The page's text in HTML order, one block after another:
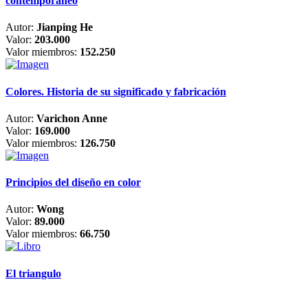
Autor: Jianping He
Valor: 203.000
Valor miembros: 152.250
Colores. Historia de su significado y fabricación
Autor: Varichon Anne
Valor: 169.000
Valor miembros: 126.750
Principios del diseño en color
Autor: Wong
Valor: 89.000
Valor miembros: 66.750
El triangulo